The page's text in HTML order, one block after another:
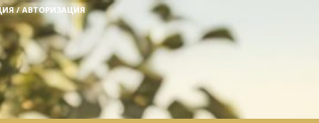
/ АВТОРИЗАЦИЯ